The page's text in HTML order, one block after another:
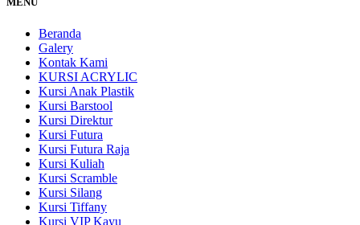
Beranda
Galery
Kontak Kami
KURSI ACRYLIC
Kursi Anak Plastik
Kursi Barstool
Kursi Direktur
Kursi Futura
Kursi Futura Raja
Kursi Kuliah
Kursi Scramble
Kursi Silang
Kursi Tiffany
Kursi VIP Kayu